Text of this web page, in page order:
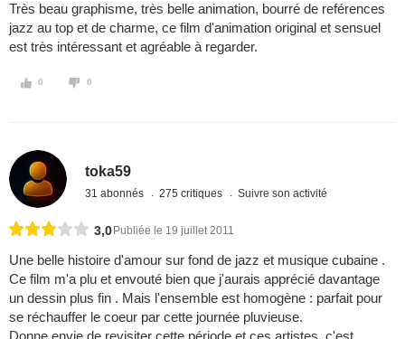
Très beau graphisme, très belle animation, bourré de reférences
jazz au top et de charme, ce film d'animation original et sensuel
est très intéressant et agréable à regarder.
0 0
toka59
31 abonnés 275 critiques Suivre son activité
3,0 Publiée le 19 juillet 2011
Une belle histoire d'amour sur fond de jazz et musique cubaine .
Ce film m'a plu et envouté bien que j'aurais apprécié davantage
un dessin plus fin . Mais l'ensemble est homogène : parfait pour
se réchauffer le coeur par cette journée pluvieuse.